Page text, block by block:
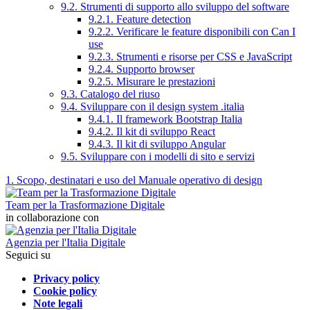
9.2. Strumenti di supporto allo sviluppo del software
9.2.1. Feature detection
9.2.2. Verificare le feature disponibili con Can I
use
9.2.3. Strumenti e risorse per CSS e JavaScript
9.2.4. Supporto browser
9.2.5. Misurare le prestazioni
9.3. Catalogo del riuso
9.4. Sviluppare con il design system .italia
9.4.1. Il framework Bootstrap Italia
9.4.2. Il kit di sviluppo React
9.4.3. Il kit di sviluppo Angular
9.5. Sviluppare con i modelli di sito e servizi
1. Scopo, destinatari e uso del Manuale operativo di design
Team per la Trasformazione Digitale
in collaborazione con
Agenzia per l'Italia Digitale
Seguici su
Privacy policy
Cookie policy
Note legali